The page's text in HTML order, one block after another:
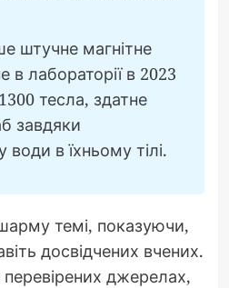
штучне магнітне
в лабораторії в 2023
тесла, здатне
завдяки
води в їхньому тілі.
темі, показуючи,
досвідчених вчених.
джерелах,